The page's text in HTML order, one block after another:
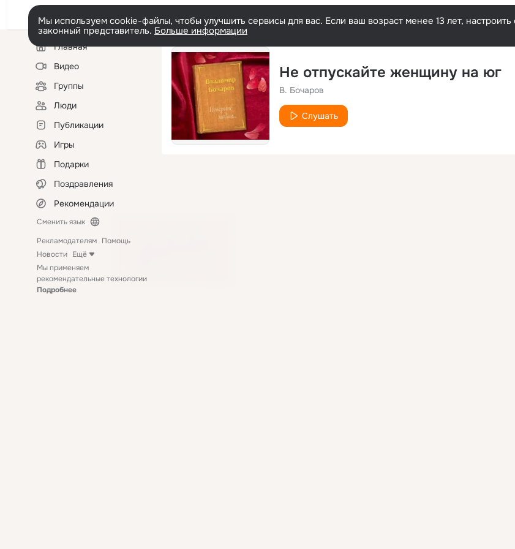
Мы используем cookie-файлы, чтобы улучшить сервисы для вас. Если ваш возраст менее 13 лет,
законный представитель. Больше информации
Левая
колонкаГлавная
Видео
Группы
Люди
Публикации
Игры
Подарки
Поздравления
Рекомендации
Сменить язык
Рекламодателям Помощь
Новости Ещё
Мы применяем
рекомендательные технологии
Подробнее
Не отпускайте женщину на юг
В. Бочаров
Слушать